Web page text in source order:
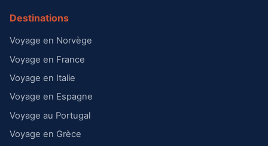
Destinations
Voyage en Norvège
Voyage en France
Voyage en Italie
Voyage en Espagne
Voyage au Portugal
Voyage en Grèce